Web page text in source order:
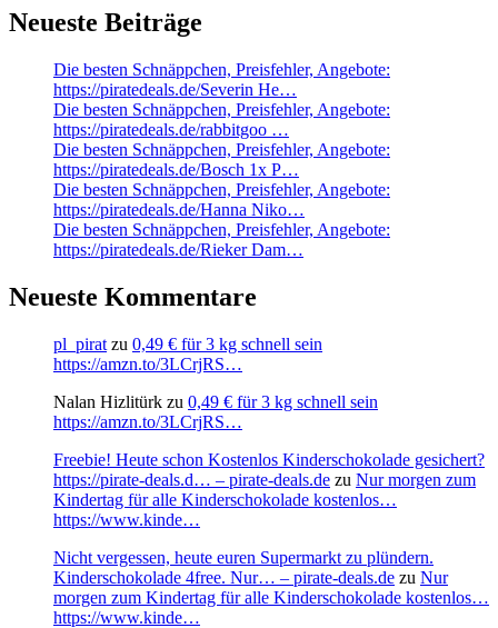
Neueste Beiträge
Die besten Schnäppchen, Preisfehler, Angebote:
https://piratedeals.de/Severin He…
Die besten Schnäppchen, Preisfehler, Angebote:
https://piratedeals.de/rabbitgoo …
Die besten Schnäppchen, Preisfehler, Angebote:
https://piratedeals.de/Bosch 1x P…
Die besten Schnäppchen, Preisfehler, Angebote:
https://piratedeals.de/Hanna Niko…
Die besten Schnäppchen, Preisfehler, Angebote:
https://piratedeals.de/Rieker Dam…
Neueste Kommentare
pl_pirat zu 0,49 € für 3 kg schnell sein
https://amzn.to/3LCrjRS…
Nalan Hizlitürk zu 0,49 € für 3 kg schnell sein
https://amzn.to/3LCrjRS…
Freebie! Heute schon Kostenlos Kinderschokolade gesichert?
https://pirate-deals.d… – pirate-deals.de zu Nur morgen zum
Kindertag für alle Kinderschokolade kostenlos…
https://www.kinde…
Nicht vergessen, heute euren Supermarkt zu plündern.
Kinderschokolade 4free. Nur… – pirate-deals.de zu Nur
morgen zum Kindertag für alle Kinderschokolade kostenlos…
https://www.kinde…